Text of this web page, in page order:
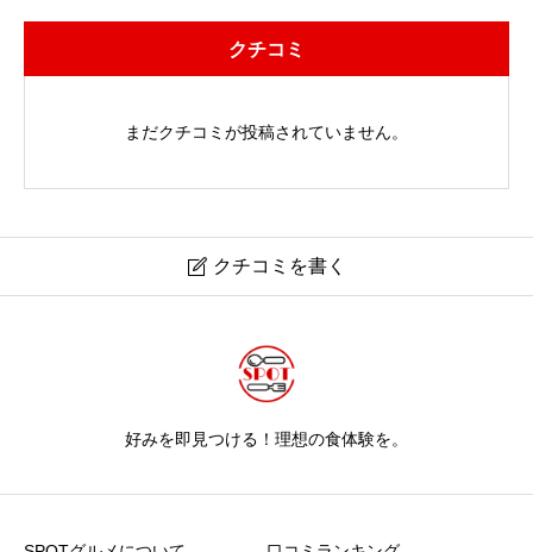
クチコミ
まだクチコミが投稿されていません。
 クチコミを書く
好みを即見つける！理想の食体験を。